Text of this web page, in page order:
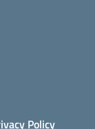
Policy